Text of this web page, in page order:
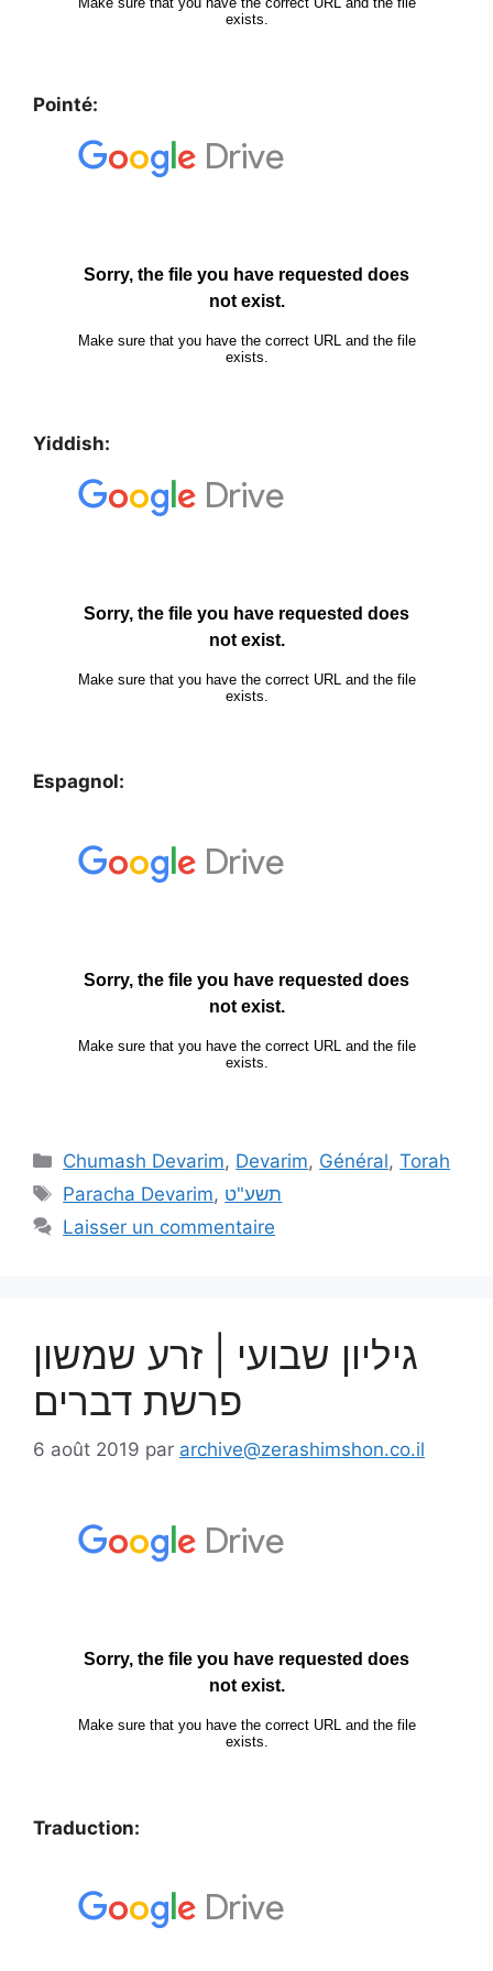
Pointé:
Yiddish:
Espagnol:
Chumash Devarim, Devarim, Général,Torah
Paracha Devarim, תשע"ט
Laisser un commentaire
גיליון שבועי | זרע שמשון
פרשת דברים
6 août 2019 par archive@zerashimshon.co.il
Traduction: